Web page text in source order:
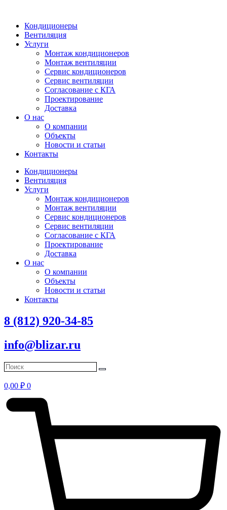
Кондиционеры
Вентиляция
Услуги
Монтаж кондиционеров
Монтаж вентиляции
Сервис кондиционеров
Сервис вентиляции
Согласование с КГА
Проектирование
Доставка
О нас
О компании
Объекты
Новости и статьи
Контакты
Кондиционеры
Вентиляция
Услуги
Монтаж кондиционеров
Монтаж вентиляции
Сервис кондиционеров
Сервис вентиляции
Согласование с КГА
Проектирование
Доставка
О нас
О компании
Объекты
Новости и статьи
Контакты
8 (812) 920-34-85
info@blizar.ru
0,00 ₽ 0